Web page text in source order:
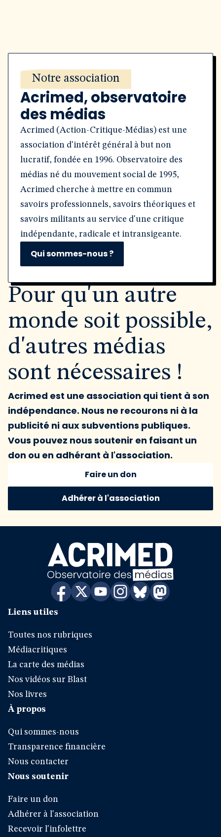
Notre association
Acrimed, observatoire
des médias
Acrimed (Action-Critique-Médias) est une
association d'intérêt général à but non
lucratif, fondée en 1996. Observatoire des
médias né du mouvement social de 1995,
Acrimed cherche à mettre en commun
savoirs professionnels, savoirs théoriques et
savoirs militants au service d'une critique
indépendante, radicale et intransigeante.
Qui sommes-nous ?
Pour qu'un autre
monde soit possible,
d'autres médias
sont nécessaires !
Acrimed est une association qui tient à son
indépendance. Nous ne recourons ni à la
publicité ni aux subventions publiques.
Vous pouvez nous soutenir en faisant un
don ou en adhérant à l'association.
Faire un don
Adhérer à l'association
Liens utiles
Toutes nos rubriques
Médiacritiques
La carte des médias
Nos vidéos sur Blast
Nos livres
À propos
Qui sommes-nous
Transparence financière
Nous contacter
Nous soutenir
Faire un don
Adhérer à l'association
Recevoir l'infolettre